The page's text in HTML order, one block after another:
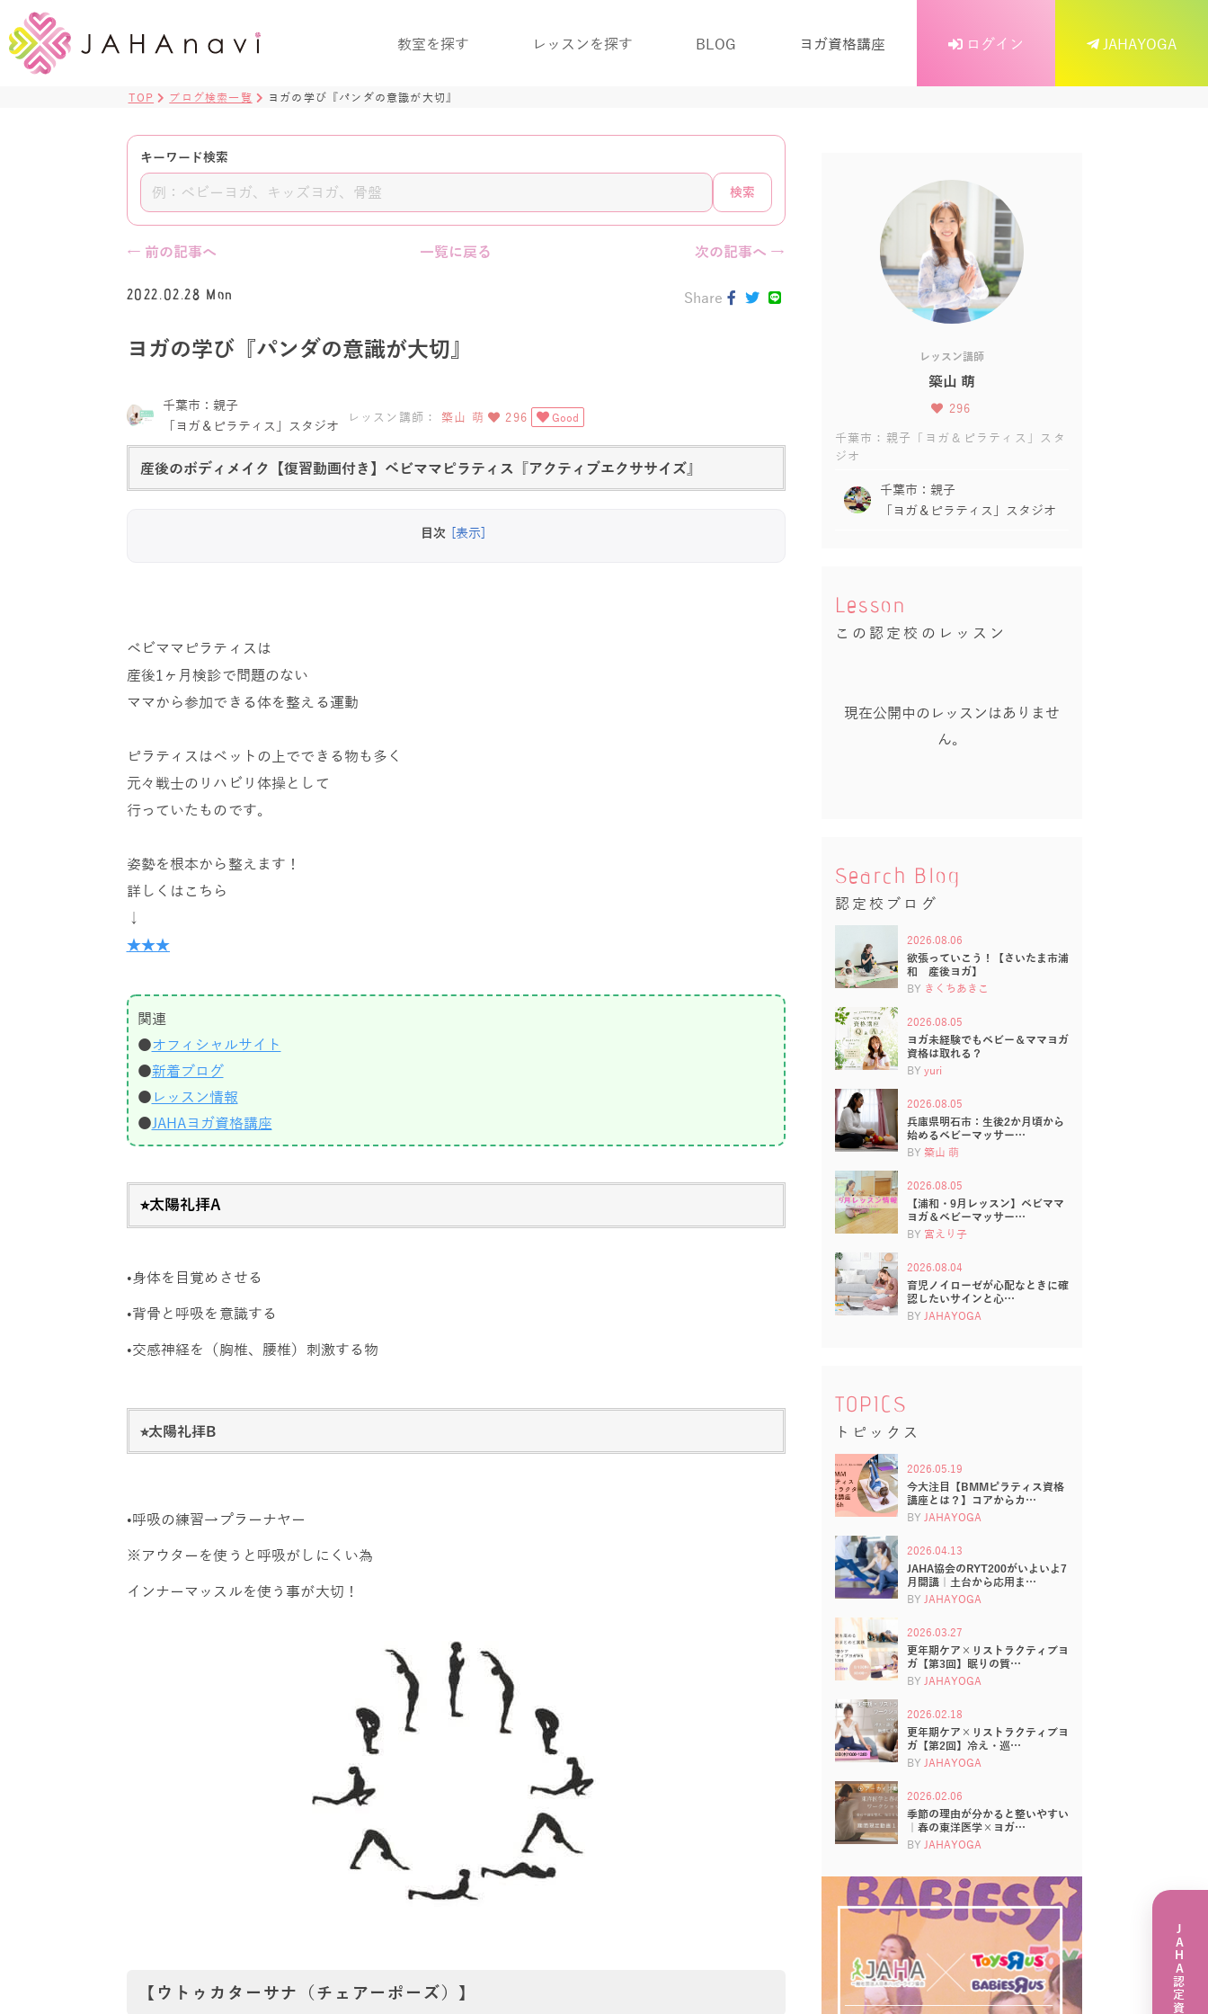
教室を探す レッスンを探す BLOG ヨガ資格講座 ログイン JAHAYOGA
TOP ブログ検索一覧 ヨガの学び『パンダの意識が大切』
キーワード検索
検索
← 前の記事へ 一覧に戻る 次の記事へ →
2022.02.28 Mon
ヨガの学び『パンダの意識が大切』
千葉市：親子
「ヨガ＆ピラティス」スタジオ
レッスン講師： 築山 萌 296 Good
Share
産後のボディメイク【復習動画付き】ベビママピラティス『アクティブエクササイズ』
目次 [表示]
ベビママピラティスは
産後1ヶ月検診で問題のない
ママから参加できる体を整える運動
ピラティスはベットの上でできる物も多く
元々戦士のリハビリ体操として
行っていたものです。
姿勢を根本から整えます！
詳しくはこちら
↓
★★★
関連
●オフィシャルサイト
●新着ブログ
●レッスン情報
●JAHAヨガ資格講座
⭐︎太陽礼拝A
•身体を目覚めさせる
•背骨と呼吸を意識する
•交感神経を（胸椎、腰椎）刺激する物
⭐︎太陽礼拝B
•呼吸の練習→プラーナヤー
※アウターを使うと呼吸がしにくい為
インナーマッスルを使う事が大切！
【ウトゥカターサナ（チェアーポーズ）】
レッスン講師
築山 萌
296
千葉市：親子「ヨガ＆ピラティス」スタ
ジオ
千葉市：親子
「ヨガ＆ピラティス」スタジオ
Lesson
この認定校のレッスン
現在公開中のレッスンはありませ
ん。
Search Blog
認定校ブログ
2026.08.06
欲張っていこう！【さいたま市浦
和 産後ヨガ】
BY きくちあきこ
2026.08.05
ヨガ未経験でもベビー＆ママヨガ
資格は取れる？
BY yuri
2026.08.05
兵庫県明石市：生後2か月頃から
始めるベビーマッサー…
BY 築山 萌
2026.08.05
【浦和・9月レッスン】ベビママ
ヨガ＆ベビーマッサー…
BY 宮えり子
2026.08.04
育児ノイローゼが心配なときに確
認したいサインと心…
BY JAHAYOGA
TOPICS
トピックス
2026.05.19
今大注目【BMMピラティス資格
講座とは？】コアからカ…
BY JAHAYOGA
2026.04.13
JAHA協会のRYT200がいよいよ7
月開講｜土台から応用ま…
BY JAHAYOGA
2026.03.27
更年期ケア×リストラクティブヨ
ガ【第3回】眠りの質…
BY JAHAYOGA
2026.02.18
更年期ケア×リストラクティブヨ
ガ【第2回】冷え・巡…
BY JAHAYOGA
2026.02.06
季節の理由が分かると整いやすい
｜春の東洋医学×ヨガ…
BY JAHAYOGA